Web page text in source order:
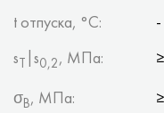
t отпуска, °C:
-
sТ |s0,2, МПа:
σB, МПа: